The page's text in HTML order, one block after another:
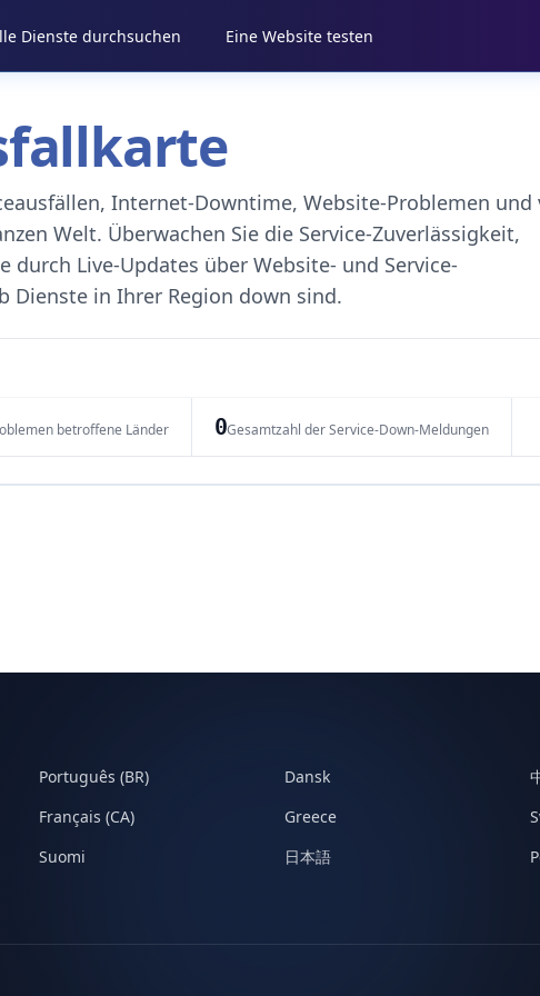
Dienste durchsuchen Eine Website testen
Internet-Downtime, Website-Problemen und
Welt. Überwachen Sie die Service-Zuverlässigkeit,
Live-Updates über Website- und Service-
Dienste in Ihrer Region down sind.
betroffene Länder 0Gesamtzahl der Service-Down-Meldungen
Português (BR) Dansk
Français (CA) Greece
Suomi 日本語